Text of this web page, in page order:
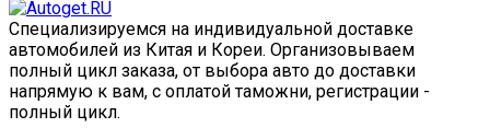
Специализируемся на индивидуальной доставке
автомобилей из Китая и Кореи. Организовываем
полный цикл заказа, от выбора авто до доставки
напрямую к вам, с оплатой таможни, регистрации -
полный цикл.